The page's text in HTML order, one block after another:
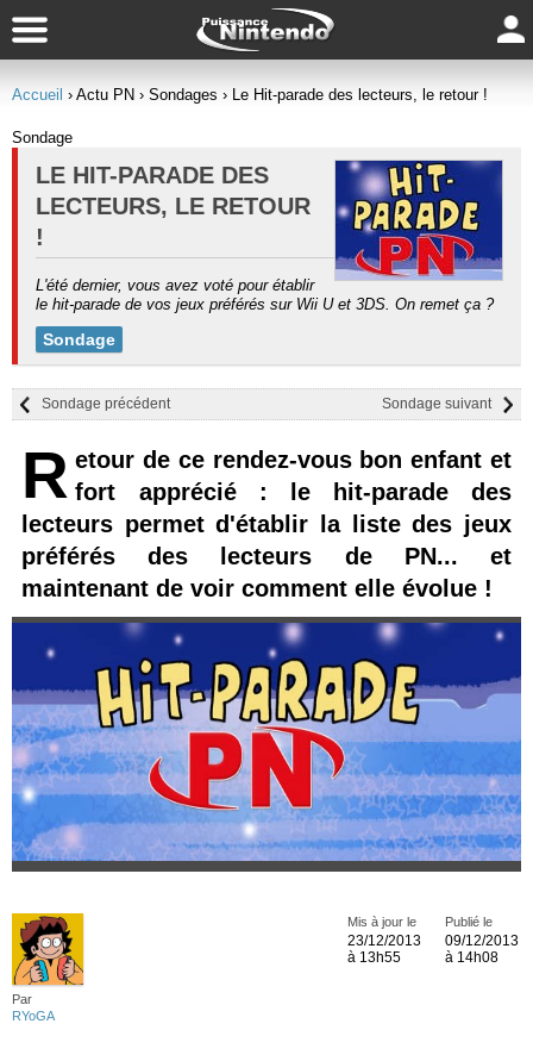
Accueil › Actu PN › Sondages › Le Hit-parade des lecteurs, le retour !
Sondage
LE HIT-PARADE DES
LECTEURS, LE RETOUR
!
L'été dernier, vous avez voté pour établir
le hit-parade de vos jeux préférés sur Wii U et 3DS. On remet ça ?
Sondage
Sondage suivant
Sondage précédent
R etour de ce rendez-vous bon enfant et
fort apprécié : le hit-parade des
lecteurs permet d'établir la liste des jeux
préférés des lecteurs de PN... et
maintenant de voir comment elle évolue !
Par
RYoGA
Publié le
09/12/2013
à 14h08
Mis à jour le
23/12/2013
à 13h55